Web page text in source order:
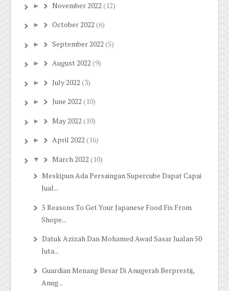
► November 2022 (12)
► October 2022 (6)
► September 2022 (5)
► August 2022 (9)
► July 2022 (3)
► June 2022 (10)
► May 2022 (10)
► April 2022 (16)
▼ March 2022 (10)
Meskipun Ada Persaingan Supercube Dapat Capai
Jual...
5 Reasons To Get Your Japanese Food Fix From
Shope...
Datuk Azizah Dan Mohamed Awad Sasar Jualan 50
Juta...
Guardian Menang Besar Di Anugerah Berprestij,
Anug...